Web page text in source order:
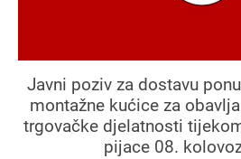
Javni poziv za dostavu
montažne kućice za
trgovačke djelatnosti
pijace 08.